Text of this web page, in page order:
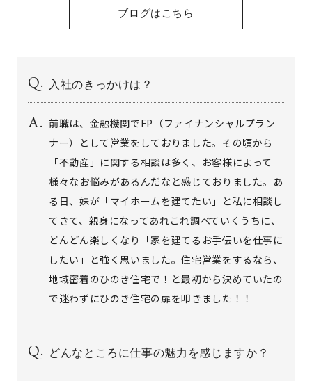
ブログはこちら
入社のきっかけは？
前職は、金融機関でFP（ファイナンシャルプラン
ナー）として営業をしておりました。その頃から
「不動産」に関する相談は多く、お客様によって
様々なお悩みがあるんだなと感じておりました。あ
る日、妹が「マイホームを建てたい」と私に相談し
てきて、親身になってあれこれ調べていくうちに、
どんどん楽しくなり「家を建てるお手伝いを仕事に
したい」と強く思いました。住宅営業をするなら、
地域密着のひのき住宅で！と最初から決めていたの
で迷わずにひのき住宅の扉を叩きました！！
どんなところに仕事の魅力を感じますか？